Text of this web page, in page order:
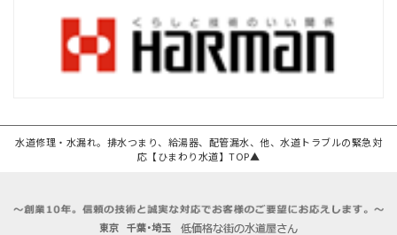
水道修理・水漏れ。排水つまり、給湯器、配管漏水、他、水道トラブルの緊急対
応【ひまわり水道】TOP▲